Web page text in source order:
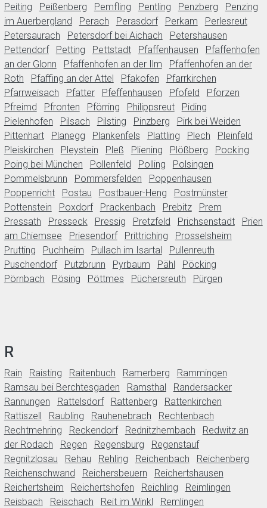
Peiting
Peißenberg Pemfling Pentling Penzberg
Penzing
im Auerbergland
Perach Perasdorf Perkam
Perlesreut
Petersaurach
Petersdorf bei Aichach
Petershausen
Pettendorf
Petting Pettstadt Pfaffenhausen
Pfaffenhofen
an der Glonn
Pfaffenhofen an der Ilm
Pfaffenhofen an der
Roth
Pfaffing an der Attel Pfakofen
Pfarrkirchen
Pfarrweisach
Pfatter Pfeffenhausen Pfofeld
Pforzen
Pfreimd
Pfronten Pförring Philippsreut
Piding
Pielenhofen
Pilsach Pilsting Pinzberg
Pirk bei Weiden
Pittenhart
Planegg Plankenfels Plattling Plech
Pleinfeld
Pleiskirchen
Pleystein Pleß Pliening Plößberg
Pocking
Poing bei München
Pollenfeld Polling
Polsingen
Pommelsbrunn
Pommersfelden
Poppenhausen
Poppenricht
Postau Postbauer-Heng
Postmünster
Pottenstein
Poxdorf Prackenbach Prebitz
Prem
Pressath
Presseck Pressig Pretzfeld Prichsenstadt
Prien
am Chiemsee
Priesendorf Prittriching
Prosselsheim
Prutting
Puchheim Pullach im Isartal
Pullenreuth
Puschendorf
Putzbrunn Pyrbaum Pähl
Pöcking
Pörnbach
Pösing Pöttmes Püchersreuth Pürgen
R
Rain Raisting Raitenbuch Ramerberg
Rammingen
Ramsau bei Berchtesgaden
Ramsthal
Randersacker
Rannungen
Rattelsdorf Rattenberg
Rattenkirchen
Rattiszell
Raubling Rauhenebrach
Rechtenbach
Rechtmehring
Reckendorf Rednitzhembach
Redwitz an
der Rodach
Regen Regensburg
Regenstauf
Regnitzlosau
Rehau Rehling Reichenbach
Reichenberg
Reichenschwand
Reichersbeuern
Reichertshausen
Reichertsheim
Reichertshofen Reichling
Reimlingen
Reisbach
Reischach Reit im Winkl
Remlingen